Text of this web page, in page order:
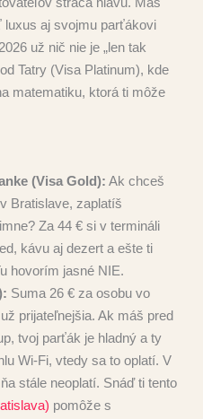
aj svojmu parťákovi
už nič nie je „len tak
Tatry (Visa Platinum), kde
matematiku, ktorá ti môže
(Visa Gold): Ak chceš
Bratislave, zaplatíš
Za 44 € si v termináli
kávu aj dezert a ešte ti
hovorím jasné NIE.
Suma 26 € za osobu vo
prijateľnejšia. Ak máš pred
tvoj parťák je hladný a ty
Wi-Fi, vtedy sa to oplatí. V
stále neoplatí. Snáď ti tento
pomôže s